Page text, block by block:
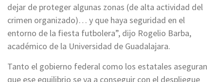
dejar de proteger algunas zonas (de alta actividad del
crimen organizado)… y que haya seguridad en el
entorno de la fiesta futbolera”, dijo Rogelio Barba,
académico de la Universidad de Guadalajara.
Tanto el gobierno federal como los estatales aseguran
que ese equilibrio se va a conseguir con el despliegue